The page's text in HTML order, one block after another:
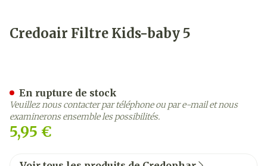
Credoair Filtre Kids-baby 5
5,95 €
En rupture de stock
Veuillez nous contacter par téléphone ou par e-mail et nous
examinerons ensemble les possibilités.